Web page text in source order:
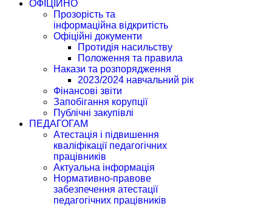
ОФІЦІЙНО
Прозорість та
інформаційна відкритість
Офіційні документи
Протидія насильству
Положення та правила
Накази та розпорядження
2023/2024 навчальний рік
Фінансові звіти
Запобігання корупції
Публічні закупівлі
ПЕДАГОГАМ
Атестація і підвишення
кваліфікації педагогічних
працівників
Актуальна інформація
Нормативно-правове
забезпечення атестації
педагогічних працівників